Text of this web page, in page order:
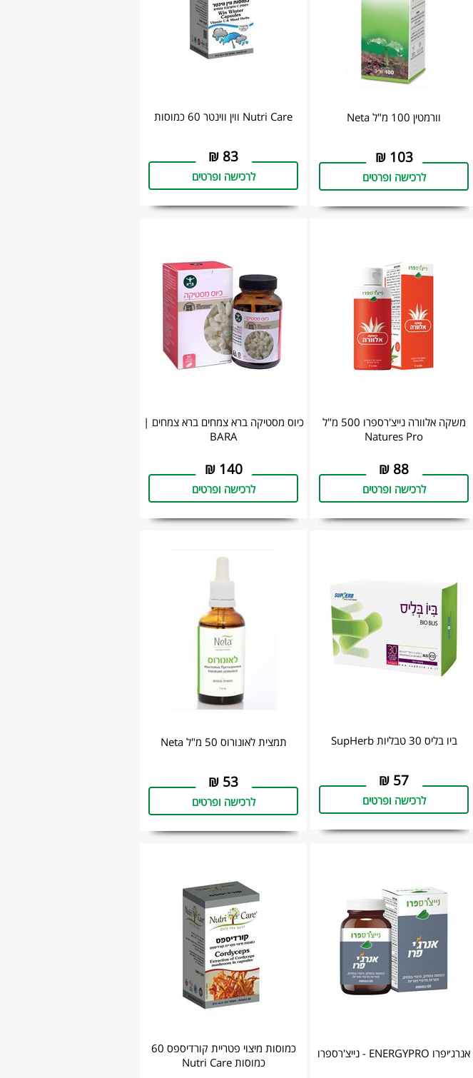
וורמטין 100 מ"ל Neta
103
₪
לרכישה ופרטים
Nutri Care ווין ווינטר 60 כמוסות
83
₪
לרכישה ופרטים
משקה אלוורה נייצ'רספרו 500 מ"ל
Natures Pro
88
₪
לרכישה ופרטים
כיוס מסטיקה ברא צמחים ברא צמחים |
BARA
140
₪
לרכישה ופרטים
ביו בליס 30 טבליות SupHerb
57
₪
לרכישה ופרטים
תמצית לאונורוס 50 מ"ל Neta
53
₪
לרכישה ופרטים
אנרג׳יפרו ENERGYPRO - נייצ'רספרו
כמוסות מיצוי פטריית קורדיספס 60
כמוסות Nutri Care